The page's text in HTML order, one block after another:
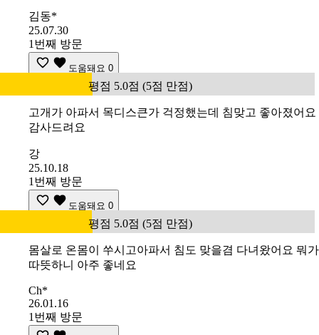
김동*
25.07.30
1번째 방문
도움돼요 0
평점 5.0점 (5점 만점)
고개가 아파서 목디스큰가 걱정했는데 침맞고 좋아졌어요
감사드려요
강
25.10.18
1번째 방문
도움돼요 0
평점 5.0점 (5점 만점)
몸살로 온몸이 쑤시고아파서 침도 맞을겸 다녀왔어요 뭐가
따뜻하니 아주 좋네요
Ch*
26.01.16
1번째 방문